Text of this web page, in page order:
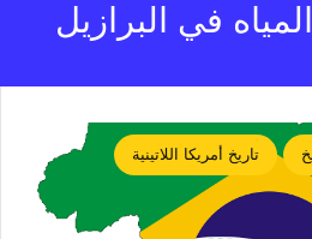
في البرازيل
تاريخ أمريكا اللاتينية